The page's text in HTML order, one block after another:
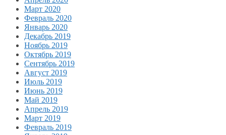
Март 2020
Февраль 2020
Январь 2020
Декабрь 2019
Ноябрь 2019
Октябрь 2019
Сентябрь 2019
Август 2019
Июль 2019
Июнь 2019
Май 2019
Апрель 2019
Март 2019
Февраль 2019